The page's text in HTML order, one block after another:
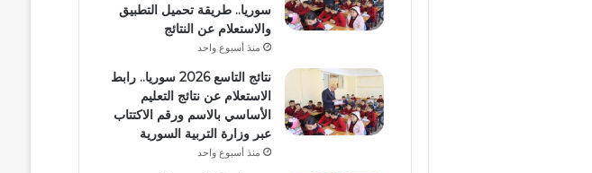
سوريا.. طريقة تحميل التطبيق
والاستعلام عن النتائج
منذ أسبوع واحد
نتائج التاسع 2026 سوريا.. رابط
الاستعلام عن نتائج التعليم
الأساسي بالاسم ورقم الاكتتاب
عبر وزارة التربية السورية
منذ أسبوع واحد